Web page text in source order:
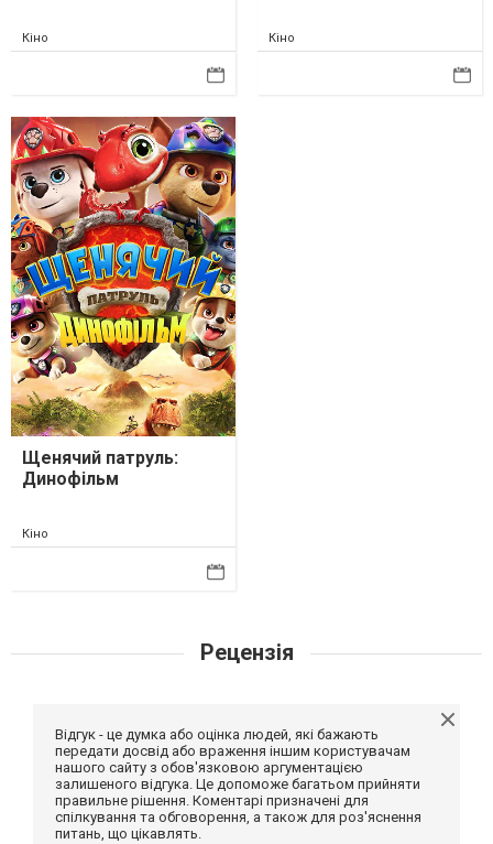
Кіно Кіно
Щенячий патруль:
Динофільм
Кіно
Рецензія
Відгук - це думка або оцінка людей, які бажають
передати досвід або враження іншим користувачам
нашого сайту з обов'язковою аргументацією
залишеного відгука. Це допоможе багатьом прийняти
правильне рішення. Коментарі призначені для
спілкування та обговорення, а також для роз'яснення
питань, що цікавлять.